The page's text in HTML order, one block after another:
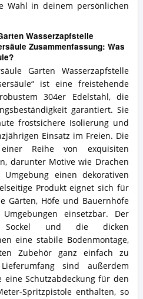
Wahl in deinem persönlichen
Wasserzapfstelle
Zusammenfassung: Was
Garten Wasserzapfstelle
ist eine freistehende
304er Edelstahl, die
garantiert. Sie
frostsichere Isolierung und
Einsatz im Freien. Die
Reihe von exquisiten
darunter Motive wie Drachen
einen dekorativen
Produkt eignet sich für
Gärten, Höfe und Bauernhöfe
einsetzbar. Der
Sockel und die dicken
eine stabile Bodenmontage,
Zubehör ganz einfach zu
sind außerdem
eine Schutzabdeckung für den
Spritzpistole enthalten, so